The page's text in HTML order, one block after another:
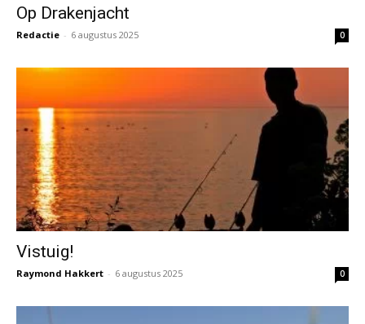
Op Drakenjacht
Redactie - 6 augustus 2025 0
Vistuig!
Raymond Hakkert - 6 augustus 2025 0